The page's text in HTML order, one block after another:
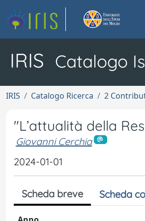
IRIS Catalogo
IRIS Catalogo Ricerca 2
"L’attualità della
Giovanni Cerchia
2024-01-01
Scheda breve Scheda